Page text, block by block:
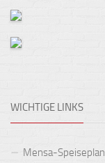
WICHTIGE LINKS
Mensa-Speiseplan